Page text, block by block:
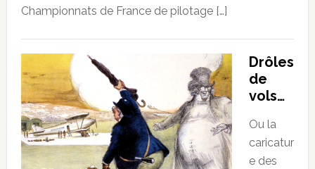
Championnats de France de pilotage […]
Drôles
de
vols…
Ou la
caricatur
e des